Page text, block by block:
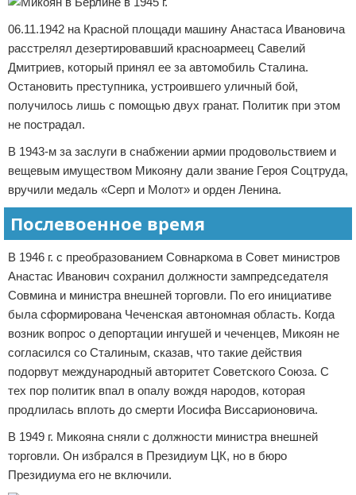
06.11.1942 на Красной площади машину Анастаса Ивановича
расстрелял дезертировавший красноармеец Савелий
Дмитриев, который принял ее за автомобиль Сталина.
Остановить преступника, устроившего уличный бой,
получилось лишь с помощью двух гранат. Политик при этом
не пострадал.
В 1943-м за заслуги в снабжении армии продовольствием и
вещевым имуществом Микояну дали звание Героя Соцтруда,
вручили медаль «Серп и Молот» и орден Ленина.
Послевоенное время
В 1946 г. с преобразованием Совнаркома в Совет министров
Анастас Иванович сохранил должности зампредседателя
Совмина и министра внешней торговли. По его инициативе
была сформирована Чеченская автономная область. Когда
возник вопрос о депортации ингушей и чеченцев, Микоян не
согласился со Сталиным, сказав, что такие действия
подорвут международный авторитет Советского Союза. С
тех пор политик впал в опалу вождя народов, которая
продлилась вплоть до смерти Иосифа Виссарионовича.
В 1949 г. Микояна сняли с должности министра внешней
торговли. Он избрался в Президиум ЦК, но в бюро
Президиума его не включили.